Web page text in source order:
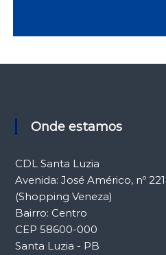
Onde estamos
CDL Santa Luzia
Avenida: José Américo, nº
(Shopping Veneza)
Bairro: Centro
CEP 58600-000
Santa Luzia - PB